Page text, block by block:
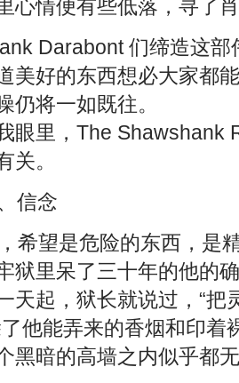
心情便有些低落，寻了
Darabont 们缔造这部
美好的东西想必大家都
仍将一如既往。
里，The Shawshank
关。
信念
望是危险的东西，是
狱里呆了三十年的他的
天起，狱长就说过，“把
他能弄来的香烟和印着
黑暗的高墙之内似乎都